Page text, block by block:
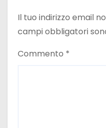
Il tuo indirizzo email
campi obbligatori
Commento *